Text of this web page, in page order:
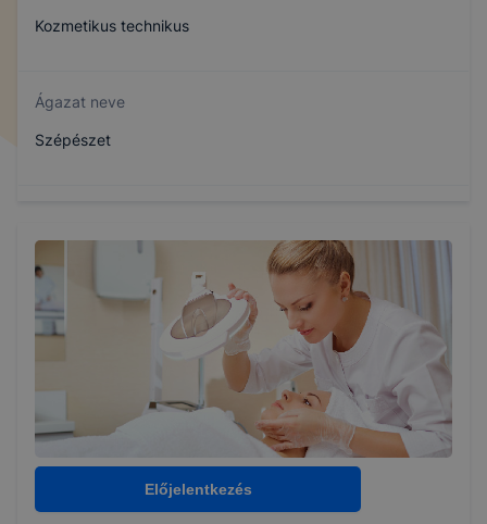
Kozmetikus technikus
Ágazat neve
Szépészet
Képzés időtartama
Választható szakmairányok:
Nem válaszható
Előjelentkezés